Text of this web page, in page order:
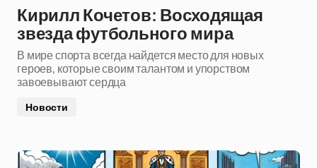
Кирилл Кочетов: Восходящая
звезда футбольного мира
В мире спорта всегда найдется место для новых
героев, которые своим талантом и упорством
завоевывают сердца
Новости